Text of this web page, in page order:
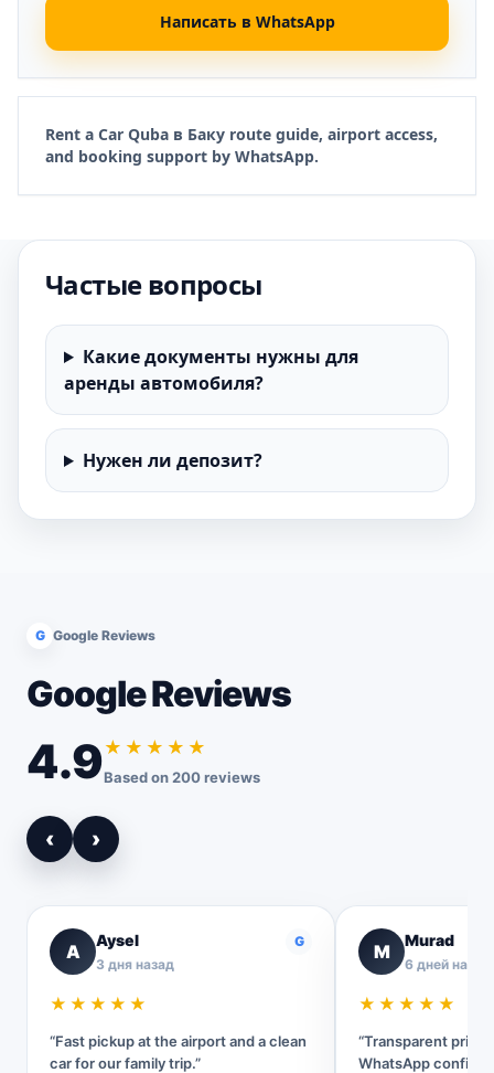
Написать в WhatsApp
Rent a Car Quba в Баку route guide, airport access,
and booking support by WhatsApp.
Частые вопросы
Какие документы нужны для
аренды автомобиля?
Нужен ли депозит?
G Google Reviews
Google Reviews
4.9★★★★★
Based on 200 reviews
‹ ›
A
Aysel
3 дня назад
G
★★★★★
“Fast pickup at the airport and a clean
car for our family trip.”
M
Murad
6 дней назад
★★★★★
“Transparent
WhatsApp